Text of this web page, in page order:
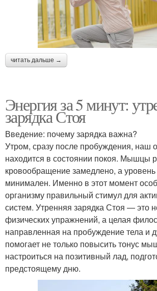
читать дальше →
Энергия за 5 минут:
зарядка Стоя
Введение: почему зарядка важна?
Утром, сразу после пробуждения, наш
находится в состоянии покоя. Мышцы
кровообращение замедлено, а уровень
минимален. Именно в этот момент
организму правильный стимул для
систем. Утренняя зарядка Стоя — это
физических упражнений, а целая
направленная на пробуждение тела и
помогает не только повысить тонус
настроиться на позитивный лад,
предстоящему дню.